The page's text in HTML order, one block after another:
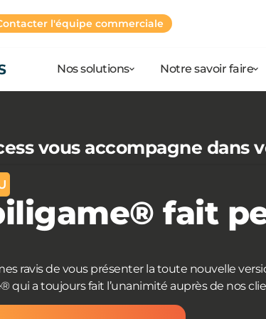
l'équipe commerciale
Nos solutions Notre savoir faire
vous accompagne dans
fait
ravis de vous présenter la toute nouvelle
qui a toujours fait l’unanimité auprès de nos